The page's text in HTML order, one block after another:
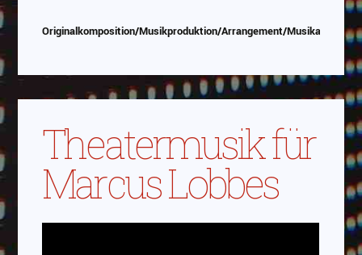
Originalkomposition/Musikproduktion/Arrangement/Musikauswahl/
Theatermusik für
Marcus Lobbes